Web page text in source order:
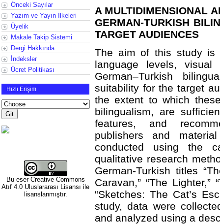
Önceki Sayılar
Yazım ve Yayın İlkeleri
Üyelik
Makale Takip Sistemi
Dergi Hakkında
İndeksler
Ücret Politikası
Hızlı Erişim
Bu eser Creative Commons
Atıf 4.0 Uluslararası Lisansı ile
lisanslanmıştır.
A MULTIDIMENSIONAL
GERMAN-TURKISH
TARGET AUDIENCES
The aim of this study is
language levels,
German–Turkish
suitability for the target
the extent to which
bilingualism, are
features, and
publishers and
conducted using the
qualitative research
German-Turkish titles
Caravan,” “The Lighter,”
“Sketches: The Cat’s
study, data were
and analyzed using a